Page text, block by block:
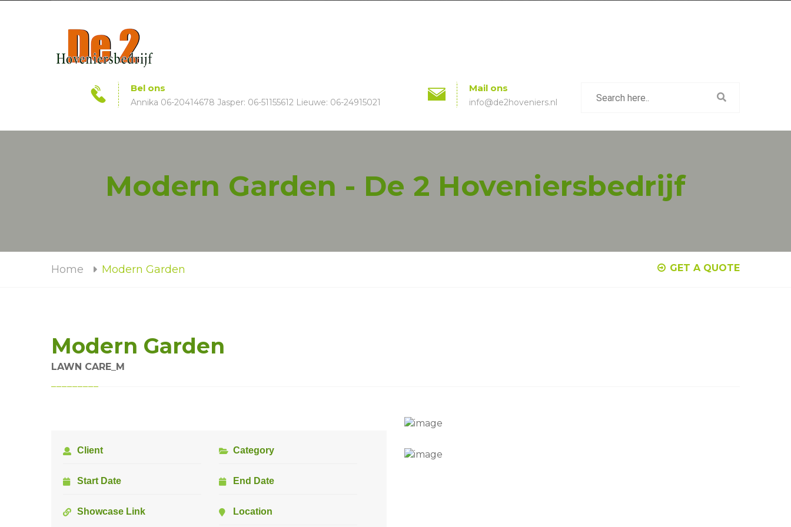
Bel ons
Annika 06-20414678 Jasper: 06-51155612 Lieuwe: 06-24915021
Mail ons
info@de2hoveniers.nl
Modern Garden - De 2 Hoveniersbedrijf
Home Modern Garden GET A QUOTE
Modern Garden
LAWN CARE_M
Client Category
Start Date End Date
Showcase Link Location